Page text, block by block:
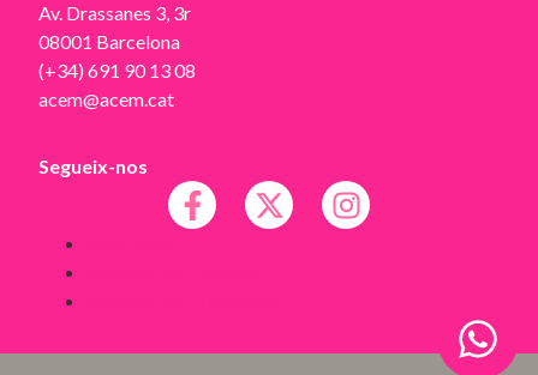
Av. Drassanes 3, 3r
08001 Barcelona
(+34) 691 90 13 08
acem@acem.cat
Segueix-nos